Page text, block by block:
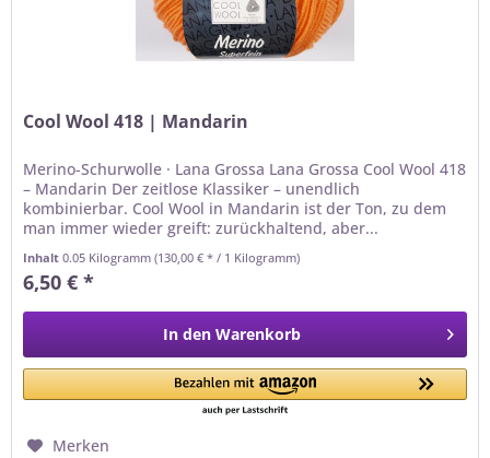
Cool Wool 418 | Mandarin
Merino-Schurwolle · Lana Grossa Lana Grossa Cool Wool 418
– Mandarin Der zeitlose Klassiker – unendlich
kombinierbar. Cool Wool in Mandarin ist der Ton, zu dem
man immer wieder greift: zurückhaltend, aber...
Inhalt0.05 Kilogramm(130,00 € * / 1 Kilogramm)
6,50 € *
In den Warenkorb
Merken